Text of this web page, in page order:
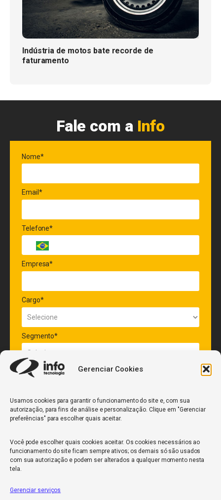
Gerenciar Cookies
Usamos cookies para garantir o funcionamento do site e, com sua
autorização, para fins de análise e personalização. Clique em "Gerenciar
preferências" para escolher quais aceitar.
Você pode escolher quais cookies aceitar. Os cookies necessários ao
funcionamento do site ficam sempre ativos; os demais só são usados
com sua autorização e podem ser alterados a qualquer momento nesta
tela.
Gerenciar serviços
Indústria de motos bate recorde de
faturamento
Fale com a Info
Nome*
Email*
Telefone*
Empresa*
Cargo*
Segmento*
Quantidade de veículos da frota*
ENVIAR